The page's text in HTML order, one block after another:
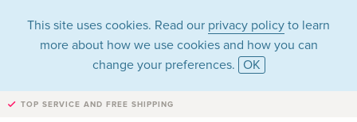
This site uses cookies. Read our privacy policy to learn
more about how we use cookies and how you can
change your preferences. OK
TOP SERVICE AND FREE SHIPPING